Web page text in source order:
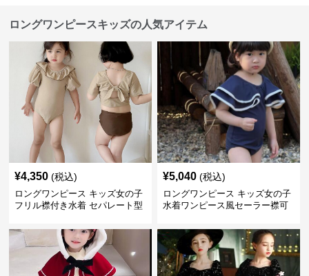
ロングワンピースキッズの人気アイテム
¥4,350 (税込)
ロングワンピース キッズ女の子
フリル襟付き水着 セパレート型
¥5,040 (税込)
ロングワンピース キッズ女の子
水着ワンピース風セーラー襟可